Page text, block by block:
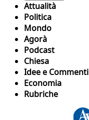
Attualità
Politica
Mondo
Agorà
Podcast
Chiesa
Idee e Commenti
Economia
Rubriche